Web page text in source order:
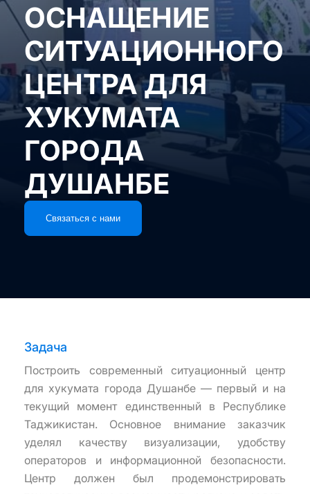
ОСНАЩЕНИЕ
СИТУАЦИОННОГО
ЦЕНТРА ДЛЯ
ХУКУМАТА
ГОРОДА
ДУШАНБЕ
Связаться с нами
Задача
Построить современный ситуационный центр
для хукумата города Душанбе — первый и на
текущий момент единственный в Республике
Таджикистан. Основное внимание заказчик
уделял качеству визуализации, удобству
операторов и информационной безопасности.
Центр должен был продемонстрировать